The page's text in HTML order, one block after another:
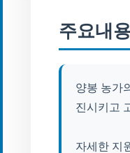
주요내
양봉 농가
진시키고
자세한 지